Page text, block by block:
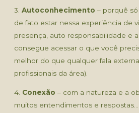
3. Autoconhecimento – porquê
de fato estar nessa experiência de
presença, auto responsabilidade e
consegue acessar o que você
melhor do que qualquer fala
profissionais da área).
4. Conexão – com a natureza e a
muitos entendimentos e